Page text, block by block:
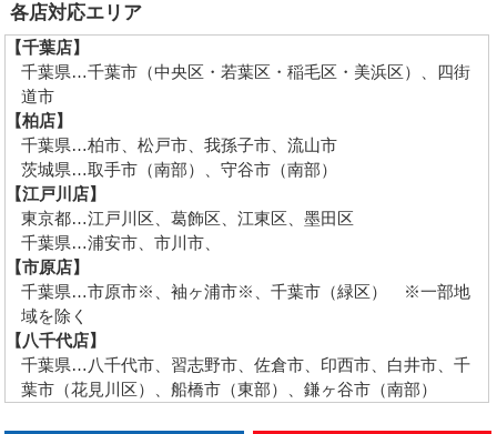
各店対応エリア
【千葉店】
千葉県…千葉市（中央区・若葉区・稲毛区・美浜区）、四街
道市
【柏店】
千葉県…柏市、松戸市、我孫子市、流山市
茨城県…取手市（南部）、守谷市（南部）
【江戸川店】
東京都…江戸川区、葛飾区、江東区、墨田区
千葉県…浦安市、市川市、
【市原店】
千葉県…市原市※、袖ヶ浦市※、千葉市（緑区） ※一部地
域を除く
【八千代店】
千葉県…八千代市、習志野市、佐倉市、印西市、白井市、千
葉市（花見川区）、船橋市（東部）、鎌ヶ谷市（南部）